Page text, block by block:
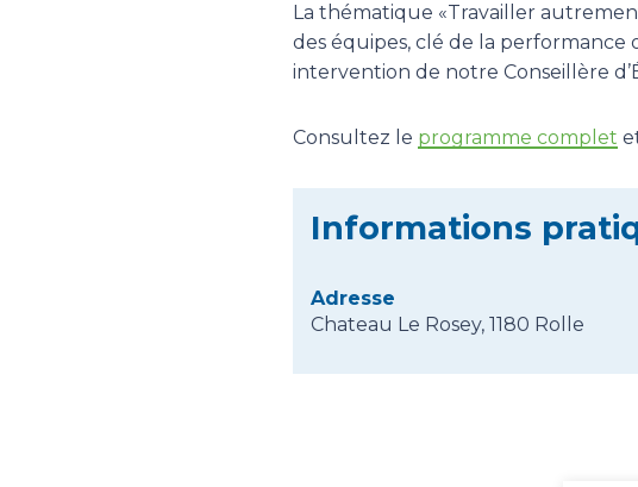
La thématique «Travailler
des équipes, clé de la
intervention de notre Conseillère
Consultez le programme complet
Informations
Adresse
Chateau Le Rosey, 1180 Rolle